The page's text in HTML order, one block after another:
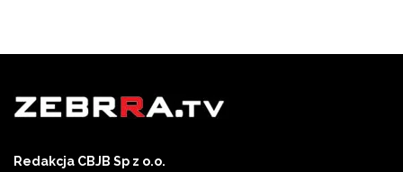
Redakcja CBJB Sp z o.o.